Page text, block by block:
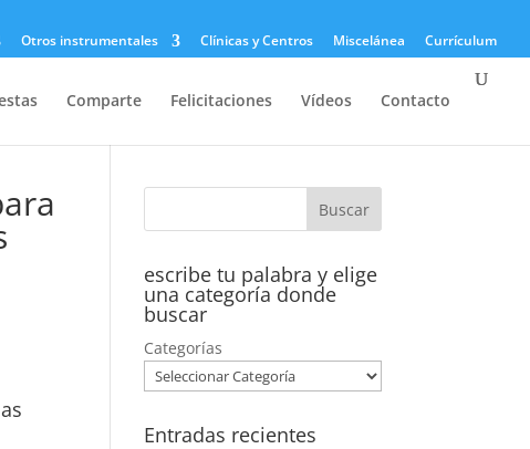
Otros instrumentales Clínicas y Centros Miscelánea Currículum
Comparte Felicitaciones Vídeos Contacto
escribe tu palabra y elige
una categoría donde
buscar
Categorías
Entradas recientes